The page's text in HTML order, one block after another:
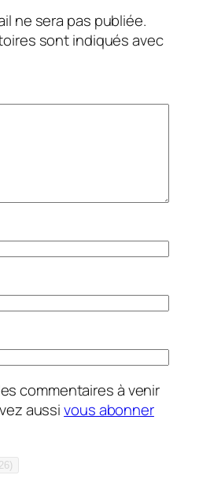
ne sera pas publiée.
sont indiqués avec
commentaires à venir
aussivous abonner